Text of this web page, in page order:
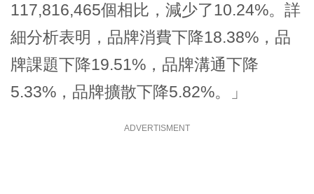
117,816,465個相比，減少了10.24%。詳
細分析表明，品牌消費下降18.38%，品
牌課題下降19.51%，品牌溝通下降
5.33%，品牌擴散下降5.82%。」
ADVERTISMENT